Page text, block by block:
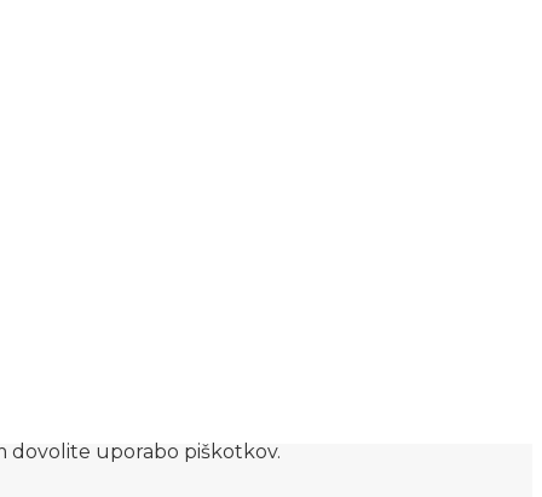
dovolite uporabo piškotkov.